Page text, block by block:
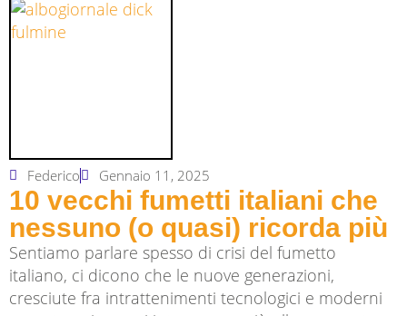
Federico Gennaio 11, 2025
10 vecchi fumetti italiani che
nessuno (o quasi) ricorda più
Sentiamo parlare spesso di crisi del fumetto
italiano, ci dicono che le nuove generazioni,
cresciute fra intrattenimenti tecnologici e moderni